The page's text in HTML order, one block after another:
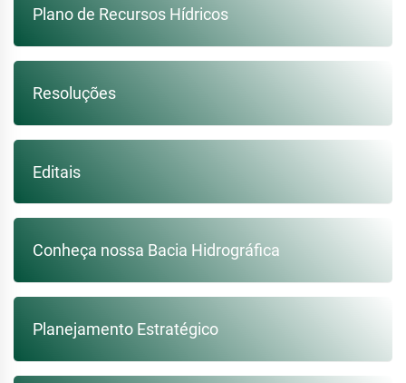
Plano de Recursos Hídricos
Resoluções
Editais
Conheça nossa Bacia Hidrográfica
Planejamento Estratégico